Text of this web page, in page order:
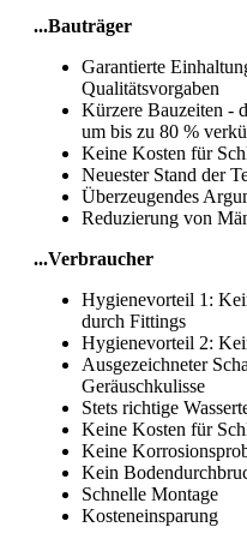
...Bauträger
Garantierte
Qualitätsvorgaben
Kürzere Bauzeiten -
um bis zu 80 %
Keine Kosten für
Neuester Stand der
Überzeugendes
Reduzierung von
...Verbraucher
Hygienevorteil 1:
durch Fittings
Hygienevorteil 2:
Ausgezeichneter
Geräuschkulisse
Stets richtige
Keine Kosten für
Keine
Kein
Schnelle Montage
Kosteneinsparung